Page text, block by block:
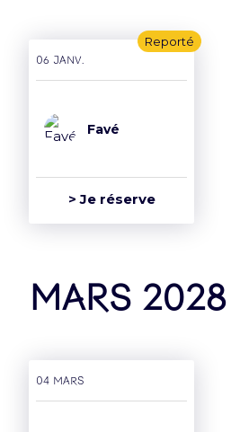
Reporté
06 janv.
Favé
> Je réserve
mars 2028
04 mars